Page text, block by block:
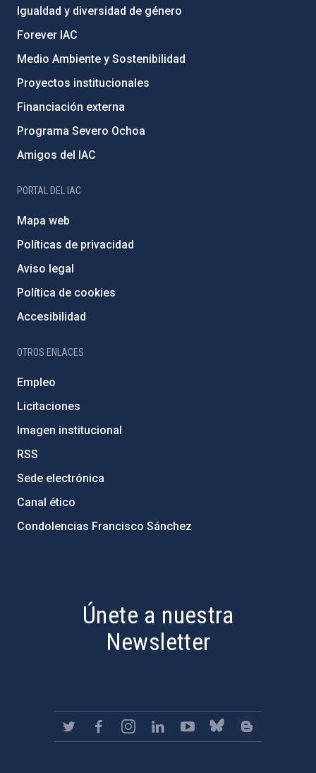
Igualdad y diversidad de género
Forever IAC
Medio Ambiente y Sostenibilidad
Proyectos institucionales
Financiación externa
Programa Severo Ochoa
Amigos del IAC
PORTAL DEL IAC
Mapa web
Políticas de privacidad
Aviso legal
Política de cookies
Accesibilidad
OTROS ENLACES
Empleo
Licitaciones
Imagen institucional
RSS
Sede electrónica
Canal ético
Condolencias Francisco Sánchez
Únete a nuestra
Newsletter